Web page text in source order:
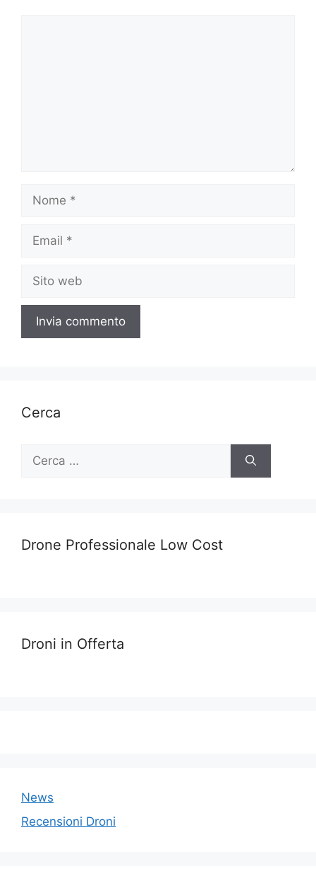
Nome
Email
Sito
web
Cerca
Ricerca
Drone Professionale Low Cost
Droni in Offerta
News
Recensioni Droni